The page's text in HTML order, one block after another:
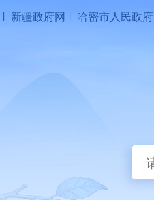
| 新疆政府网 | 哈密市人民政府